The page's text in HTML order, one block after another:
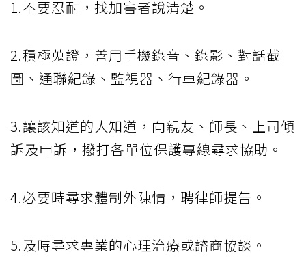
1.不要忍耐，找加害者說清楚。
2.積極蒐證，善用手機錄音、錄影、對話截
圖、通聯紀錄、監視器、行車紀錄器。
3.讓該知道的人知道，向親友、師長、上司傾
訴及申訴，撥打各單位保護專線尋求協助。
4.必要時尋求體制外陳情，聘律師提告。
5.及時尋求專業的心理治療或諮商協談。